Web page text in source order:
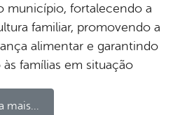
município, fortalecendo a
familiar, promovendo a
alimentar e garantindo
às famílias em situação
mais...